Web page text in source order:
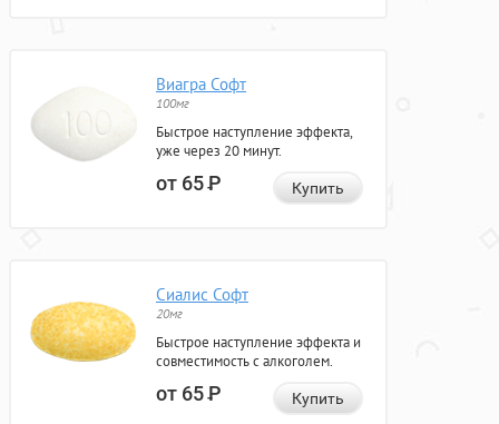
Виагра Софт
100мг
Быстрое наступление эффекта,
уже через 20 минут.
от 65Р Купить
Сиалис Софт
20мг
Быстрое наступление эффекта и
совместимость с алкоголем.
от 65Р Купить